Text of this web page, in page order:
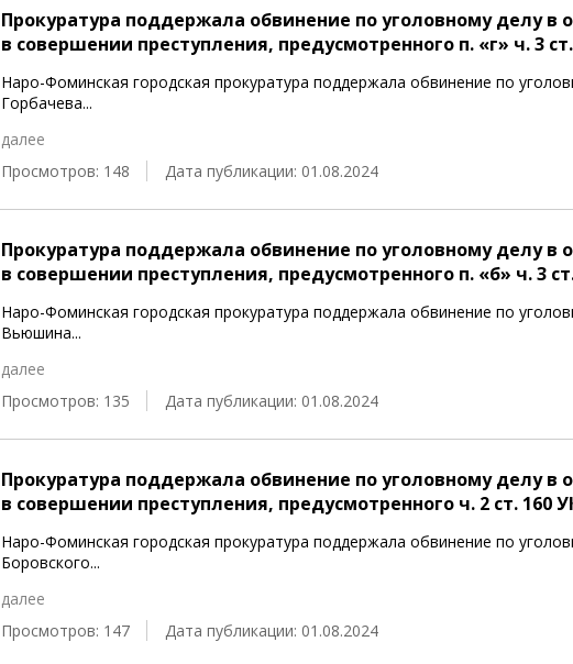
Прокуратура поддержала обвинение по уголовному делу в
в совершении преступления, предусмотренного п. «г» ч. 3
Наро-Фоминская городская прокуратура поддержала обвинение по
Горбачева...
далее
Просмотров: 148
Дата публикации: 01.08.2024
Прокуратура поддержала обвинение по уголовному делу в
в совершении преступления, предусмотренного п. «б» ч. 3
Наро-Фоминская городская прокуратура поддержала обвинение по
Вьюшина...
далее
Просмотров: 135
Дата публикации: 01.08.2024
Прокуратура поддержала обвинение по уголовному делу в
в совершении преступления, предусмотренного ч. 2 ст. 160
Наро-Фоминская городская прокуратура поддержала обвинение по
Боровского...
далее
Просмотров: 147
Дата публикации: 01.08.2024